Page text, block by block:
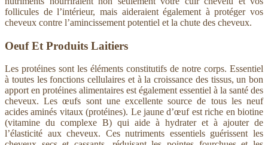
follicules de l’intérieur, mais aideraient également à protéger vos
cheveux contre l’amincissement potentiel et la chute des cheveux.
Oeuf Et Produits Laitiers
Les protéines sont les éléments constitutifs de notre corps. Essentiel
à toutes les fonctions cellulaires et à la croissance des tissus, un bon
apport en protéines alimentaires est également essentiel à la santé des
cheveux. Les œufs sont une excellente source de tous les neuf
acides aminés vitaux (protéines). Le jaune d’œuf est riche en biotine
(vitamine du complexe B) qui aide à hydrater et à ajouter de
l’élasticité aux cheveux. Ces nutriments essentiels guérissent les